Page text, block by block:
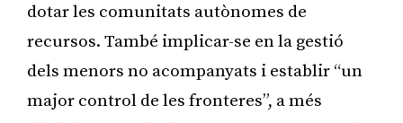
dotar les comunitats autònomes de
recursos. També implicar-se en la gestió
dels menors no acompanyats i establir “un
major control de les fronteres”, a més